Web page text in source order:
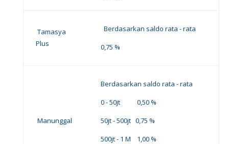
Tamasya
Plus
Berdasarkan saldo rata - rata
0,75 %
Manunggal
Berdasarkan saldo rata - rata
0 - 50jt 0,50 %
50jt - 500jt 0,75 %
500jt - 1 M 1,00 %